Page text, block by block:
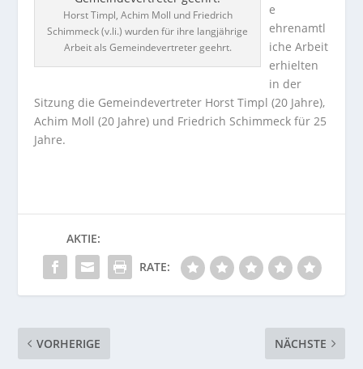
Horst Timpl, Achim Moll und Friedrich
Schimmeck (v.li.) wurden für ihre langjährige
Arbeit als Gemeindevertreter geehrt.
e
ehrenamtl
iche Arbeit
erhielten
in der
Sitzung die Gemeindevertreter Horst Timpl (20 Jahre),
Achim Moll (20 Jahre) und Friedrich Schimmeck für 25
Jahre.
AKTIE:
RATE:
VORHERIGE NÄCHSTE